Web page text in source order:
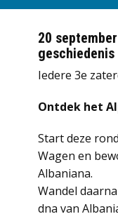
20
geschiedenis
Iedere 3e
Ontdek het
Start deze
Wagen en
Albaniana.
Wandel
dna van